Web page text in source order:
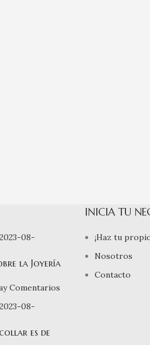
la Joyería
Comentarios
es de
INICIA TU
¡Haz tu
Nosotros
Contacto